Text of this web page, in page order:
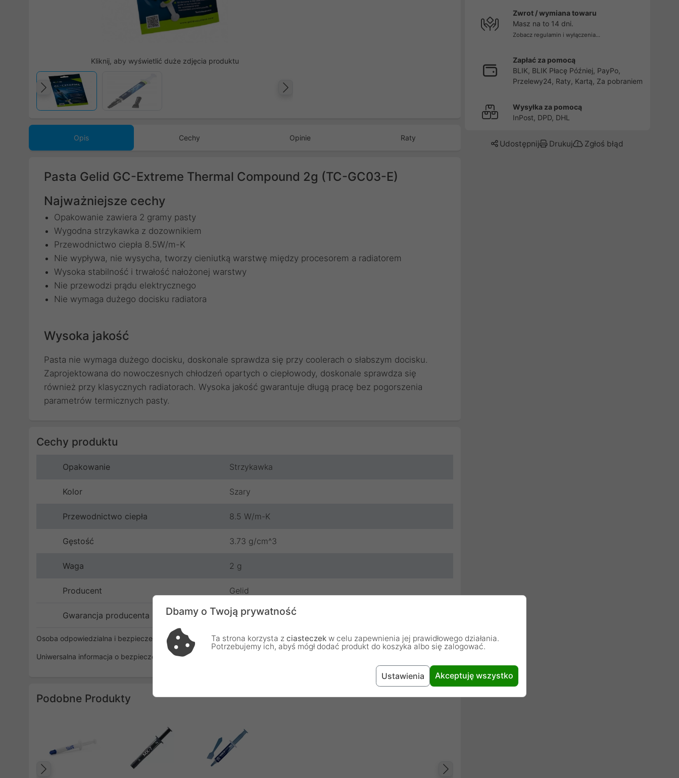
Kliknij, aby wyświetlić duże zdjęcia produktu
Poprzedni
Opis Cechy Opinie Raty
Pasta Gelid GC-Extreme Thermal Compound 2g (TC-GC03-E)
Najważniejsze cechy
Opakowanie zawiera 2 gramy pasty
Wygodna strzykawka z dozownikiem
Przewodnictwo ciepła 8.5W/m-K
Nie wypływa, nie wysycha, tworzy cieniutką warstwę między procesorem a radiatorem
Wysoka stabilność i trwałość nałożonej warstwy
Nie przewodzi prądu elektrycznego
Nie wymaga dużego docisku radiatora
Wysoka jakość
Pasta nie wymaga dużego docisku, doskonale sprawdza się przy coolerach o słabszym docisku.
Zaprojektowana do nowoczesnych chłodzeń opartych o ciepłowody, doskonale sprawdza się
również przy klasycznych radiatorach. Wysoka jakość gwarantuje długą pracę bez pogorszenia
parametrów termicznych pasty.
Cechy produktu
Opakowanie Strzykawka
Kolor Szary
Przewodnictwo ciepła 8.5 W/m-K
Gęstość 3.73 g/cm^3
Waga 2 g
Producent Gelid
Gwarancja producenta 24 miesiące
Osoba odpowiedzialna i bezpieczeństwo
Uniwersalna informacja o bezpieczeństwie
Podobne Produkty
Zwrot / wymiana towaru
Masz na to 14 dni.
Zobacz regulamin i wyłączenia...
Zapłać za pomocą
BLIK, BLIK Płacę Później, PayPo,
Przelewy24, Raty, Kartą, Za pobraniem
Wysyłka za pomocą
InPost, DPD, DHL
Udostępnij Drukuj Zgłoś błąd
Dbamy o Twoją prywatność
Ta strona korzysta z ciasteczek w celu zapewnienia jej prawidłowego działania.
Potrzebujemy ich, abyś mógł dodać produkt do koszyka albo się zalogować.
Ustawienia Akceptuję wszystko